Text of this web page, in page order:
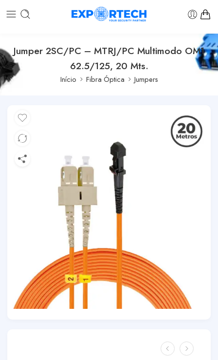
Jumper 2SC/PC – MTRJ/PC Multimodo OM1
62.5/125, 20 Mts.
Início Fibra Óptica Jumpers